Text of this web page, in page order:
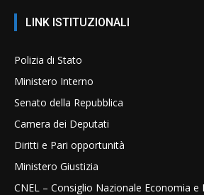
LINK ISTITUZIONALI
Polizia di Stato
Ministero Interno
Senato della Repubblica
Camera dei Deputati
Diritti e Pari opportunità
Ministero Giustizia
CNEL – Consiglio Nazionale Economia e